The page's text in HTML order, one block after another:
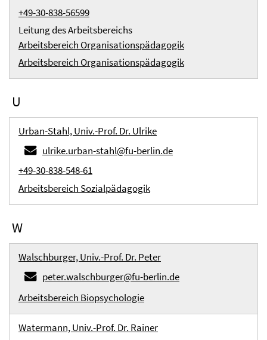
+49-30-838-56599
Leitung des Arbeitsbereichs
Arbeitsbereich Organisationspädagogik
Arbeitsbereich Organisationspädagogik
U
Urban-Stahl, Univ.-Prof. Dr. Ulrike
ulrike.urban-stahl@fu-berlin.de
+49-30-838-548-61
Arbeitsbereich Sozialpädagogik
W
Walschburger, Univ.-Prof. Dr. Peter
peter.walschburger@fu-berlin.de
Arbeitsbereich Biopsychologie
Watermann, Univ.-Prof. Dr. Rainer